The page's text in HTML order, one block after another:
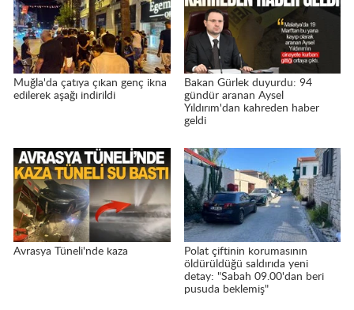
Muğla'da çatıya çıkan genç ikna
edilerek aşağı indirildi
Bakan Gürlek duyurdu: 94
gündür aranan Aysel
Yıldırım'dan kahreden haber
geldi
Avrasya Tüneli'nde kaza
Polat çiftinin korumasının
öldürüldüğü saldırıda yeni
detay: "Sabah 09.00'dan beri
pusuda beklemiş"